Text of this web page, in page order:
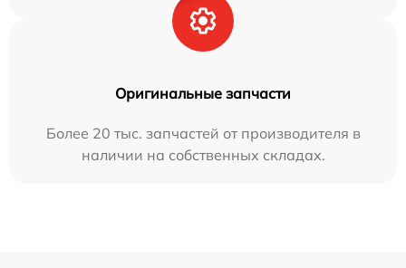
Оригинальные запчасти
Более 20 тыс. запчастей от производителя в
наличии на собственных складах.